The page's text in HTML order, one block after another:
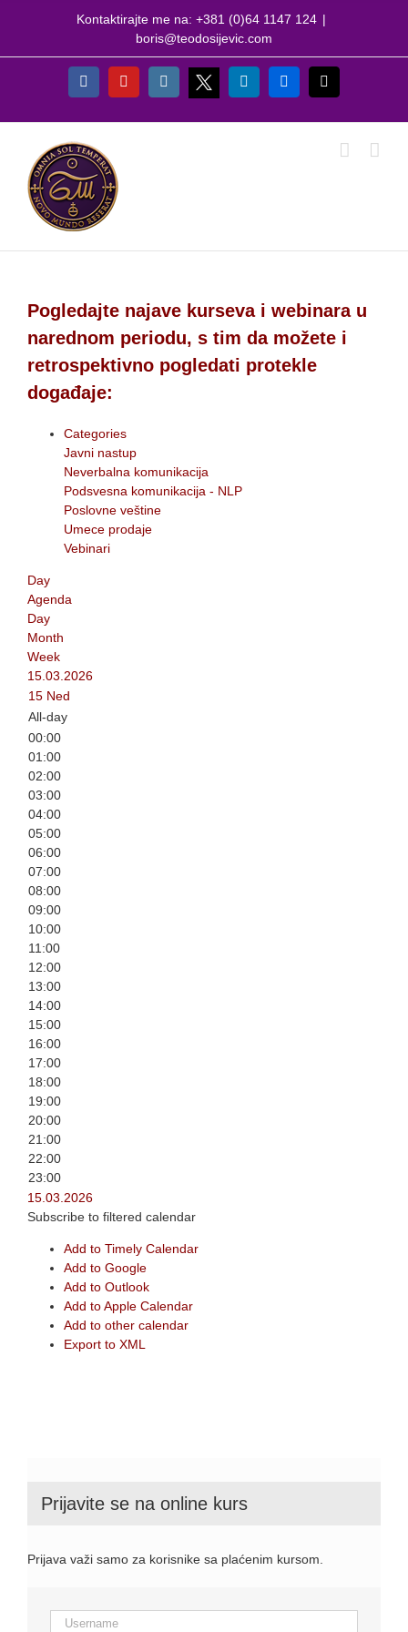
Kontaktirajte me na: +381 (0)64 1147 124 |
boris@teodosijevic.com
FacebookYouTubeInstagram
X LinkedInFlickr
Pogledajte najave kurseva i webinara u
narednom periodu, s tim da možete i
retrospektivno pogledati protekle
događaje:
Categories
Javni nastup
Neverbalna komunikacija
Podsvesna komunikacija - NLP
Poslovne veštine
Umece prodaje
Vebinari
Day
Agenda
Day
Month
Week
15.03.2026
15 Ned
All-day
00:00
01:00
02:00
03:00
04:00
05:00
06:00
07:00
08:00
09:00
10:00
11:00
12:00
13:00
14:00
15:00
16:00
17:00
18:00
19:00
20:00
21:00
22:00
23:00
15.03.2026
Subscribe to filtered calendar
Add to Timely Calendar
Add to Google
Add to Outlook
Add to Apple Calendar
Add to other calendar
Export to XML
Prijavite se na online kurs
Prijava važi samo za korisnike sa plaćenim kursom.